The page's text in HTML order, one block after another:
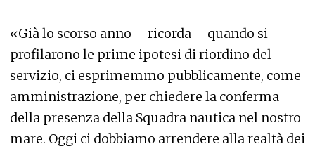
«Già lo scorso anno – ricorda – quando si
profilarono le prime ipotesi di riordino del
servizio, ci esprimemmo pubblicamente, come
amministrazione, per chiedere la conferma
della presenza della Squadra nautica nel nostro
mare. Oggi ci dobbiamo arrendere alla realtà dei